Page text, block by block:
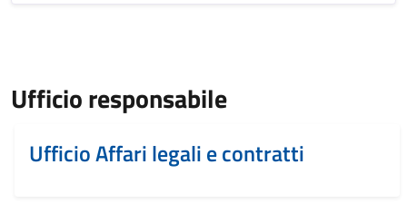
Ufficio responsabile
Ufficio Affari legali e contratti